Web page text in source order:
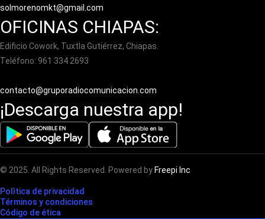
solmorenomkt@gmail.com
OFICINAS CHIAPAS:
Edificio Cowork, Tuxtla Gutiérrez, Chiapas.
Teléfono: 961 334 2693
contacto@gruporadiocomunicacion.com
¡Descarga nuestra app!
© 2025. All Rights Reserved. Powered byFreepi Inc
Polìtica de privacidad
Términos y condiciones
Código de ética